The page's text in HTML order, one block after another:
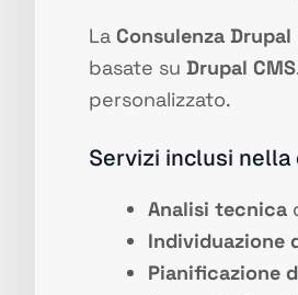
La Consulenza Drupal
basate su Drupal CMS
personalizzato.
Servizi inclusi nella
Analisi tecnica
Individuazione
Pianificazione